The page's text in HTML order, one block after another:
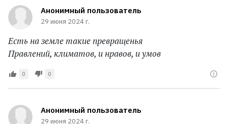
Анонимный пользователь
29 июня 2024 г.
Есть на земле такие превращенья
Правлений, климатов, и нравов, и умов
0 0
Анонимный пользователь
29 июня 2024 г.